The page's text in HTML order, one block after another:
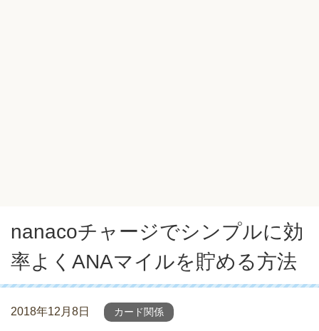
nanacoチャージでシンプルに効
率よくANAマイルを貯める方法
2018年12月8日 カード関係